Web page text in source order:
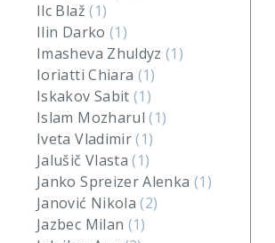
Ilc Blaž(1)
Ilin Darko (1)
Imasheva Zhuldyz(1)
Ioriatti Chiara (1)
Iskakov Sabit(1)
Islam Mozharul(1)
Iveta Vladimir(1)
Jalušič Vlasta(1)
Janko Spreizer Alenka (1)
Janović Nikola(2)
Jazbec Milan (1)